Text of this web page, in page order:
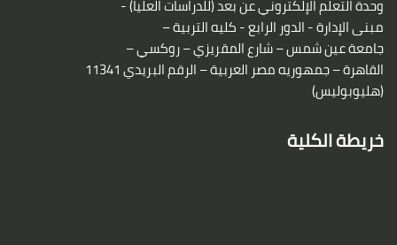
وحدة التعلم الإلكتروني عن بعد (للدراسات العليا) -
مبنى الإدارة - الدور الرابع - كليه التربية –
جامعة عين شمس – شارع المقريزي – روكسي –
القاهرة – جمهوريه مصر العربية – الرقم البريدي 11341
(هليوبوليس)
خريطة الكلية